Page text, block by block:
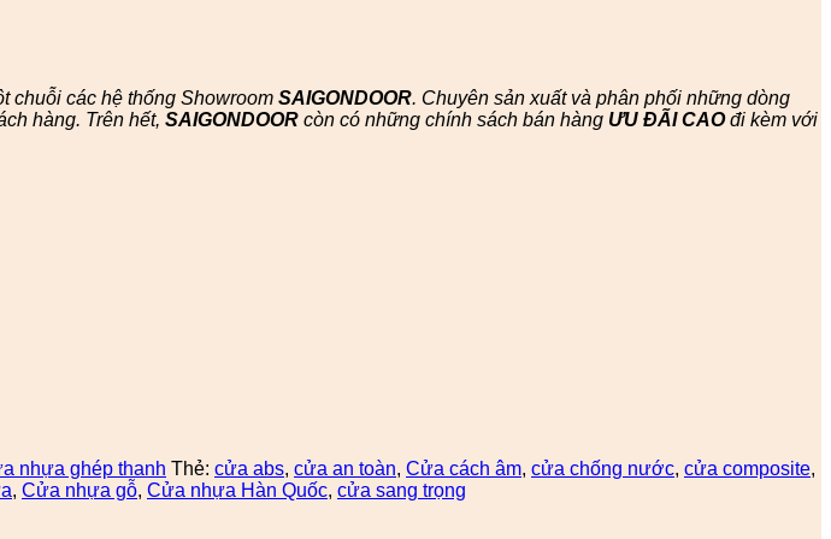
chuỗi các hệ thống Showroom SAIGONDOOR. Chuyên sản xuất và phân phối những dòng
hàng. Trên hết, SAIGONDOOR còn có những chính sách bán hàng ƯU ĐÃI CAOđi kèm với
nhựa ghép thanh Thẻ: cửa abs, cửa an toàn, Cửa cách âm, cửa chống nước, cửa composite,
, Cửa nhựa gỗ, Cửa nhựa Hàn Quốc, cửa sang trọng